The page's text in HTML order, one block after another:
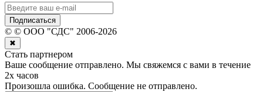
Подписаться
© © ООО "СДС" 2006-2026
✖
Стать партнером
Ваше сообщение отправлено. Мы свяжемся с вами в течение
2х часов
Произошла ошибка. Сообщение не отправлено.